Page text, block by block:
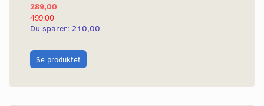
289,00
499,00
Du sparer: 210,00
Se produktet